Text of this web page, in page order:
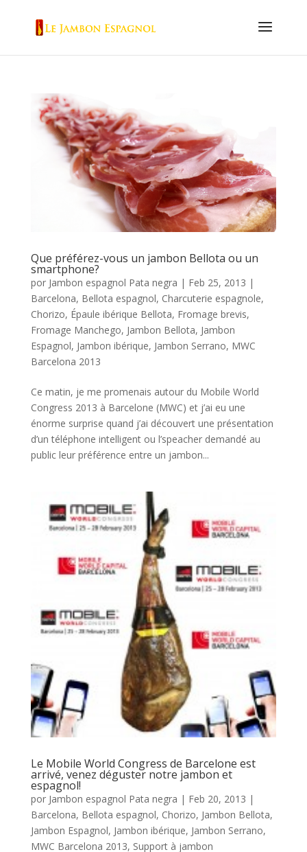
Que préférez-vous un jambon Bellota ou un
smartphone?
por Jambon espagnol Pata negra | Feb 25, 2013 |
Barcelona, Bellota espagnol, Charcuterie espagnole,
Chorizo, Épaule ibérique Bellota, Fromage brevis,
Fromage Manchego, Jambon Bellota, Jambon
Espagnol, Jambon ibérique, Jambon Serrano, MWC
Barcelona 2013
Ce matin, je me promenais autour du Mobile World
Congress 2013 à Barcelone (MWC) et j’ai eu une
énorme surprise quand j’ai découvert une présentation
d’un téléphone intelligent ou l’speacher demandé au
public leur préférence entre un jambon...
Le Mobile World Congress de Barcelone est
arrivé, venez déguster notre jambon et
espagnol!
por Jambon espagnol Pata negra | Feb 20, 2013 |
Barcelona, Bellota espagnol, Chorizo, Jambon Bellota,
Jambon Espagnol, Jambon ibérique, Jambon Serrano,
MWC Barcelona 2013, Support à jambon